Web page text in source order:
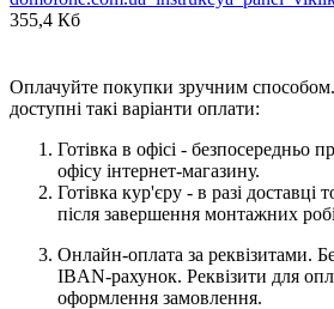
355,4 Кб
Оплачуйте покупки зручним способом.
доступні такі варіанти оплати:
Готівка в офісі - безпосередньо
офісу інтернет-магазину.
Готівка кур'єру - в разі доставці
після завершення монтажних
Онлайн-оплата за реквізитами.
IBAN-рахунок. Реквізити для
оформлення замовлення.